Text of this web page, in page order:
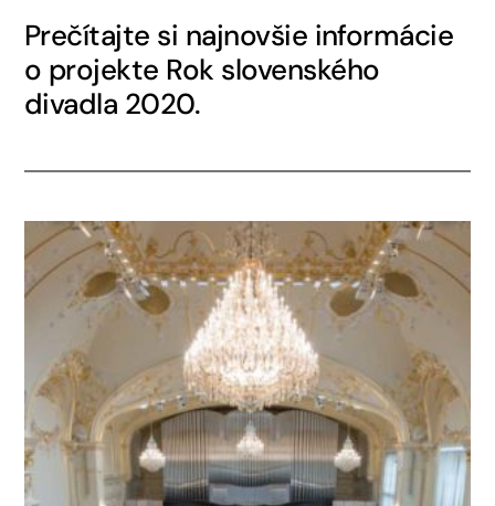
Prečítajte si najnovšie informácie
o projekte Rok slovenského
divadla 2020.